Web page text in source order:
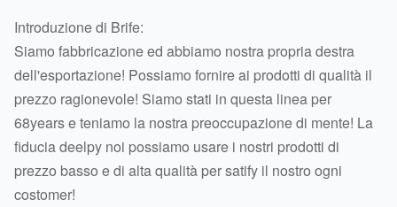
Introduzione di Brife:
Siamo fabbricazione ed abbiamo nostra propria destra
dell'esportazione! Possiamo fornire ai prodotti di qualità il
prezzo ragionevole! Siamo stati in questa linea per
68years e teniamo la nostra preoccupazione di mente! La
fiducia deelpy noi possiamo usare i nostri prodotti di
prezzo basso e di alta qualità per satify il nostro ogni
costomer!